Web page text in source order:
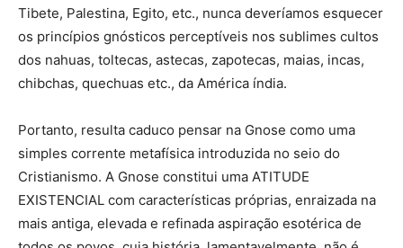
Tibete, Palestina, Egito, etc., nunca deveríamos esquecer
os princípios gnósticos perceptíveis nos sublimes cultos
dos nahuas, toltecas, astecas, zapotecas, maias, incas,
chibchas, quechuas etc., da América índia.
Portanto, resulta caduco pensar na Gnose como uma
simples corrente metafísica introduzida no seio do
Cristianismo. A Gnose constitui uma ATITUDE
EXISTENCIAL com características próprias, enraizada na
mais antiga, elevada e refinada aspiração esotérica de